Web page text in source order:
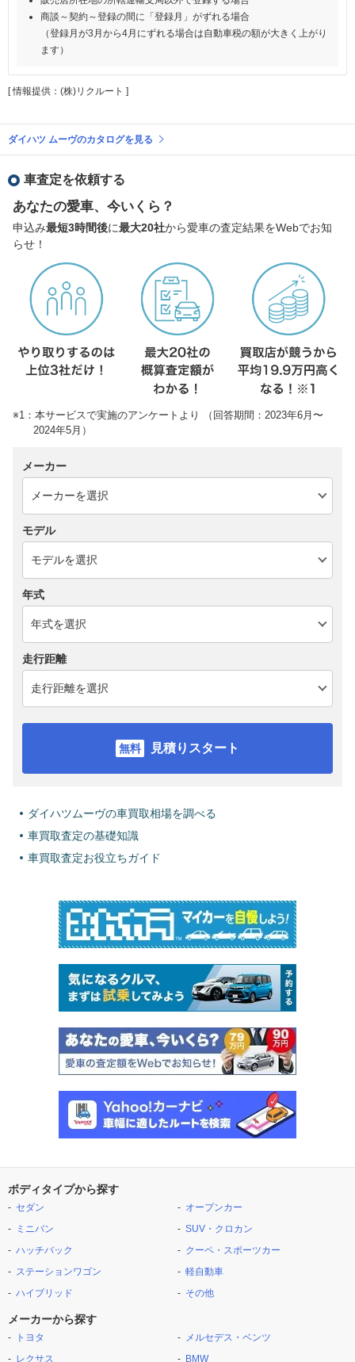
商談～契約～登録の間に「登録月」がずれる場合
（登録月が3月から4月にずれる場合は自動車税の額が大きく上がり
ます）
[ 情報提供：(株)リクルート ]
ダイハツ ムーヴのカタログを見る
車査定を依頼する
あなたの愛車、今いくら？
申込み最短3時間後に最大20社から愛車の査定結果をWebでお知
らせ！
※1：本サービスで実施のアンケートより （回答期間：2023年6月〜
2024年5月）
メーカー
モデル
年式
走行距離
見積りスタート
ダイハツムーヴの車買取相場を調べる
車買取査定の基礎知識
車買取査定お役立ちガイド
ボディタイプから探す
セダン
ミニバン
ハッチバック
ステーションワゴン
ハイブリッド
オープンカー
SUV・クロカン
クーペ・スポーツカー
軽自動車
その他
メーカーから探す
トヨタ
レクサス
メルセデス・ベンツ
BMW